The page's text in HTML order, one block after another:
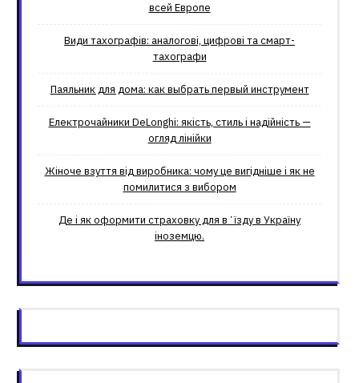
всей Европе
Види тахографів: аналогові, цифрові та смарт-
тахографи
Паяльник для дома: как выбрать первый инструмент
Електрочайники DeLonghi: якість, стиль і надійність —
огляд лінійки
Жіноче взуття від виробника: чому це вигідніше і як не
помилитися з вибором
Де і як оформити страховку для вʼїзду в Україну
іноземцю.